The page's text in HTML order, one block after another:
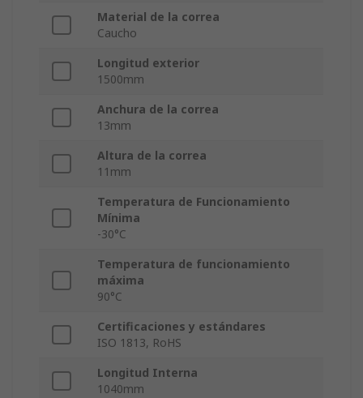
Material de la correa
Caucho
Longitud exterior
1500mm
Anchura de la correa
13mm
Altura de la correa
11mm
Temperatura de Funcionamiento
Mínima
-30°C
Temperatura de funcionamiento
máxima
90°C
Certificaciones y estándares
ISO 1813, RoHS
Longitud Interna
1040mm